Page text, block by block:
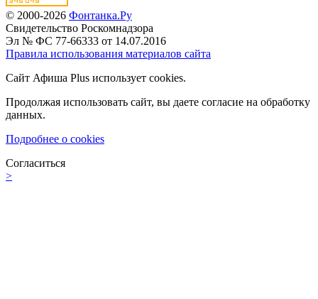
© 2000-2026 Фонтанка.Ру
Свидетельство Роскомнадзора
Эл № ФС 77-66333 от 14.07.2016
Правила использования материалов сайта
Сайт Афиша Plus использует cookies.
Продолжая использовать сайт, вы даете согласие на обработку
данных.
Подробнее о cookies
Согласиться
>